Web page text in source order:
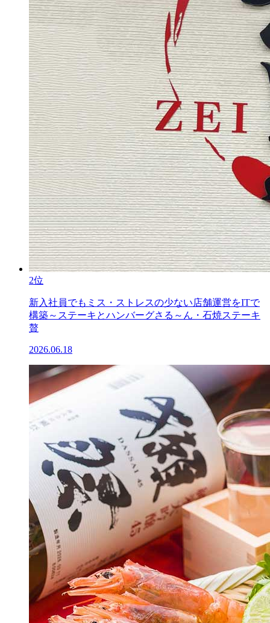
2位
新入社員でもミス・ストレスの少ない店舗運営をITで
構築～ステーキとハンバーグさる～ん・石焼ステーキ
贅
2026.06.18